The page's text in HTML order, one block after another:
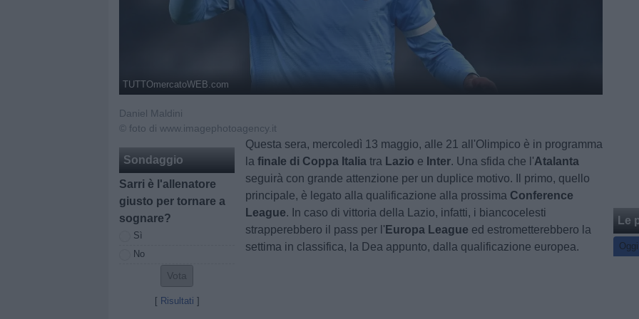
TUTTOmercatoWEB.com
Daniel Maldini
© foto di www.imagephotoagency.it
Sondaggio
Sarri è l'allenatore
giusto per tornare a
sognare?
Sì
No
[ Risultati ]
Questa sera, mercoledì 13 maggio, alle 21 all'Olimpico è in programma
lafinale di Coppa Italia tra Lazio e Inter. Una sfida che l'Atalanta
seguirà con grande attenzione per un duplice motivo. Il primo, quello
principale, è legato alla qualificazione alla prossima Conference
League. In caso di vittoria della Lazio, infatti, i biancocelesti
strapperebbero il pass per l' Europa League ed estrometterebbero la
settima in classifica, la Dea appunto, dalla qualificazione europea.
Le
Oggi